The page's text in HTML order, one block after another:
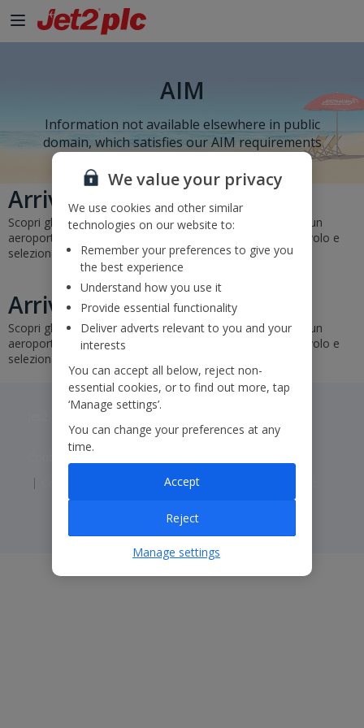
AIM
Information not available elsewhere in public
domain, which satisfies our AIM requirements
Arrivi e partenze
Scopri gli orari e gli stati dei nostri voli. Basta selezionare un
aeroporto di partenza e di arrivo o inserire un numero di volo e
selezionare "Vai".
Arrivi e partenze
Scopri gli orari e gli stati dei nostri voli. Basta selezionare un
aeroporto di partenza e di arrivo o inserire un numero di volo e
selezionare "Vai".
Jet2 plc: © 2026 Jet2 plc. All rights reserved.
Modern Slavery Statement
We value your privacy
We use cookies and other similar
technologies on our website to:
Remember your preferences to give you
the best experience
Understand how you use it
Provide essential functionality
Deliver adverts relevant to you and your
interests
You can accept all below, reject non-
essential cookies, or to find out more, tap
‘Manage settings’.
You can change your preferences at any
time.
Reject
Accept
Manage settings